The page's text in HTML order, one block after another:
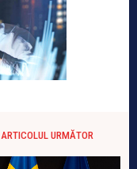
ARTICOLUL URMĂTOR